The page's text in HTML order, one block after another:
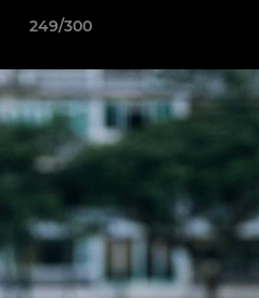
249/300